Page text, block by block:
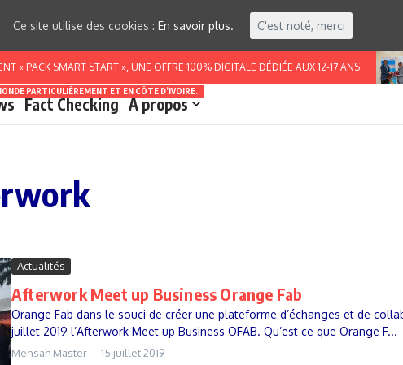
« PACK SMART START », UNE OFFRE 100% DIGITALE DÉDIÉE AUX 12-17 ANS
PARTICULIÈREMENT ET EN CÔTE D’IVOIRE.
Fact Checking A propos
Actualités
Afterwork Meet up Business Orange Fab
Orange Fab dans le souci de créer une plateforme d’échanges et de
juillet 2019 l’Afterwork Meet up Business OFAB. Qu’est ce que Orange F...
Mensah Master 15 juillet 2019
Ce site utilise des cookies : En savoir plus. C'est noté, merci